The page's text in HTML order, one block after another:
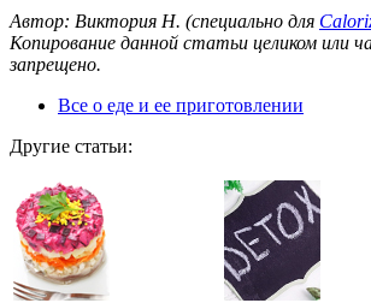
Автор: Виктория Н. (специально для
Копирование данной статьи целиком или
запрещено.
Все о еде и ее приготовлении
Другие статьи: